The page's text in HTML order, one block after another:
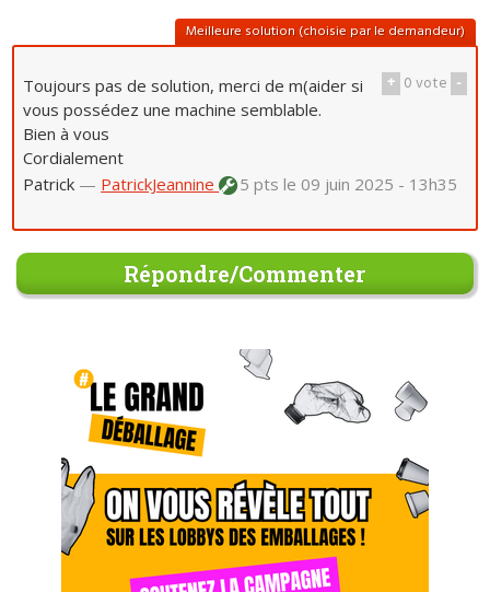
Meilleure solution (choisie par le demandeur)
+ 0vote -
Toujours pas de solution, merci de m(aider si
vous possédez une machine semblable.
Bien à vous
Cordialement
Patrick — PatrickJeannine 5 ptsle 09 juin 2025 - 13h35
Répondre/Commenter